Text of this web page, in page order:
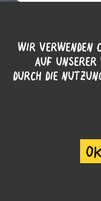
WIR VERWENDEN
AUF
DURCH DIE